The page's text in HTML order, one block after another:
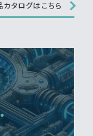
カタログはこちら